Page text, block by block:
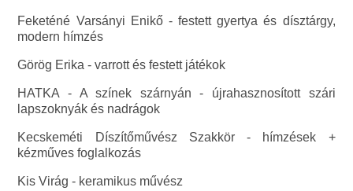
Feketéné Varsányi Enikő - festett gyertya és dísztárgy,
modern hímzés
Görög Erika - varrott és festett játékok
HATKA - A színek szárnyán - újrahasznosított szári
lapszoknyák és nadrágok
Kecskeméti Díszítőművész Szakkör - hímzések +
kézműves foglalkozás
Kis Virág - keramikus művész